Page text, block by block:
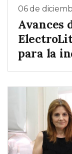
06 de
Avances
para la